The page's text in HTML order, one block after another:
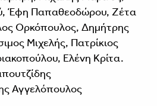
Έφη Παπαθεοδώρου, Ζέτα
Ορκόπουλος, Δημήτρης
Μιχελής, Πατρίκιος
Ελένη Κρίτα.
Αγγελόπουλος